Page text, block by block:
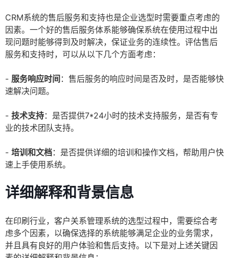
CRM系统的售后服务和支持也是企业选型时需要重点考虑的
因素。一个好的售后服务体系能够确保系统在使用过程中出
现问题时能够得到及时解决，保证业务的连续性。评估售后
服务和支持时，可以从以下几个方面考虑：
- 服务响应时间 ：售后服务的响应时间是否及时，是否能够快
速解决问题。
- 技术支持：是否提供7*24小时的技术支持服务，是否有专
业的技术团队支持。
- 培训和文档：是否提供详细的培训和操作文档，帮助用户快
速上手使用系统。
详细解释和背景信息
在印刷行业，客户关系管理系统的选型过程中，需要综合考
虑多个因素，以确保选择的系统能够满足企业的业务需求，
并且具有良好的用户体验和售后支持。以下是对上述关键因